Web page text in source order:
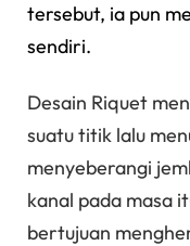
tersebut, ia pun
sendiri.
Desain Riquet
suatu titik lalu
menyeberangi
kanal pada masa
bertujuan